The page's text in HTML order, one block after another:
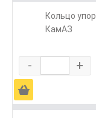
Кольцо
КамАЗ
- +
Ä